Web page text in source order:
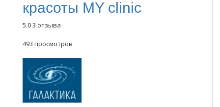
красоты MY clinic
5.03 отзыва
493 просмотров